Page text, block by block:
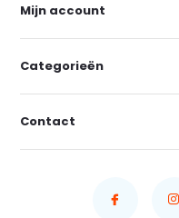
Mijn account
Categorieën
Contact